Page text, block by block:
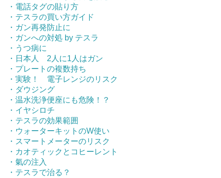
・電話タグの貼り方
・テスラの買い方ガイド
・ガン再発防止に
・ガンへの対処 by テスラ
・うつ病に
・日本人 2人に1人はガン
・プレートの複数持ち
・実験！ 電子レンジのリスク
・ダウジング
・温水洗浄便座にも危険！？
・イヤシロチ
・テスラの効果範囲
・ウォーターキットのW使い
・スマートメーターのリスク
・カオティックとコヒーレント
・氣の注入
・テスラで治る？